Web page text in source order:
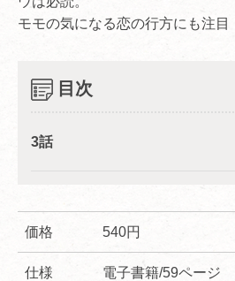
モモの気になる恋の行方にも注目
目次
3話
価格 540円
仕様 電子書籍/59ページ